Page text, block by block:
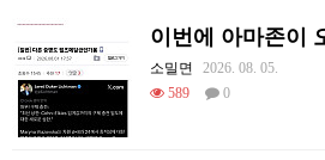
소밀면
2026. 08. 05.
589
0